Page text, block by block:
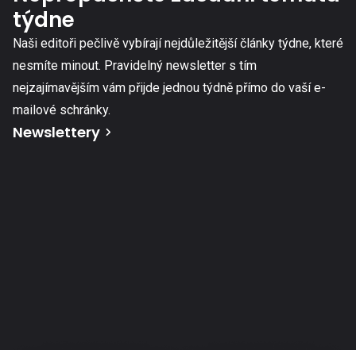
týdne
Naši editoři pečlivě vybírají nejdůležitější články týdne, které
nesmíte minout. Pravidelný newsletter s tím
nejzajímavějším vám přijde jednou týdně přímo do vaší e-
mailové schránky.
Newslettery